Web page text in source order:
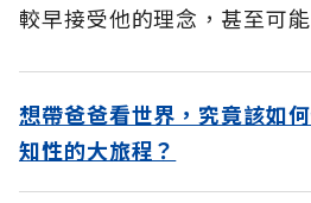
較早接受他的理念，甚至可
想帶爸爸看世界，究竟該如
知性的大旅程？